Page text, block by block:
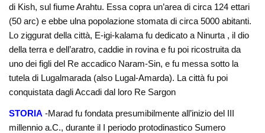
di Kish, sul fiume Arahtu. Essa copra un’area di circa 124 ettari
(50 arc) e ebbe ulna popolazione stomata di circa 5000 abitanti.
Lo ziggurat della città, E-igi-kalama fu dedicato a Ninurta , il dio
della terra e dell’aratro, caddie in rovina e fu poi ricostruita da
uno dei figli del Re accadico Naram-Sin, e fu messa sotto la
tutela di Lugalmarada (also Lugal-Amarda). La città fu poi
conquistata dagli Accadi dal loro Re Sargon
STORIA -Marad fu fondata presumibilmente all’inizio del III
millennio a.C., durante il I periodo protodinastico Sumero